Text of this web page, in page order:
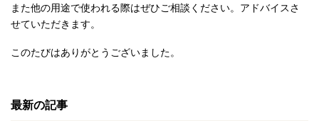
また他の用途で使われる際はぜひご相談ください。アドバイスさ
せていただきます。
このたびはありがとうございました。
最新の記事